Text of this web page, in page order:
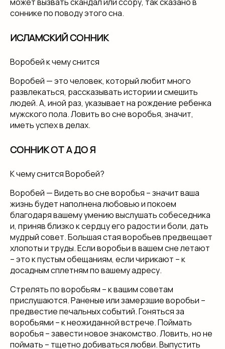
может вызвать скандал или ссору, так сказано в
соннике по поводу этого сна.
ИСЛАМСКИЙ СОННИК
Воробей к чему снится
Воробей — это человек, который любит много
развлекаться, рассказывать истории и смешить
людей. А, иной раз, указывает на рождение ребенка
мужского пола. Ловить во сне воробья, значит,
иметь успех в делах.
СОННИК ОТ А ДО Я
К чему снится Воробей?
Воробей — Видеть во сне воробья – значит ваша
жизнь будет наполнена любовью и покоем
благодаря вашему умению выслушать собеседника
и, приняв близко к сердцу его радости и боли, дать
мудрый совет. Большая стая воробьев предвещает
хлопоты и труды. Если воробьи в вашем сне летают
– это к пустым обещаниям, если чирикают – к
досадным сплетням по вашему адресу.
Стрелять по воробьям – к вашим советам
прислушаются. Раненые или замерзшие воробьи –
предвестие печальных событий. Гоняться за
воробьями – к неожиданной встрече. Поймать
воробья – завести новое знакомство. Ловить, но не
поймать – тщетно добиваться любви. Выпустить